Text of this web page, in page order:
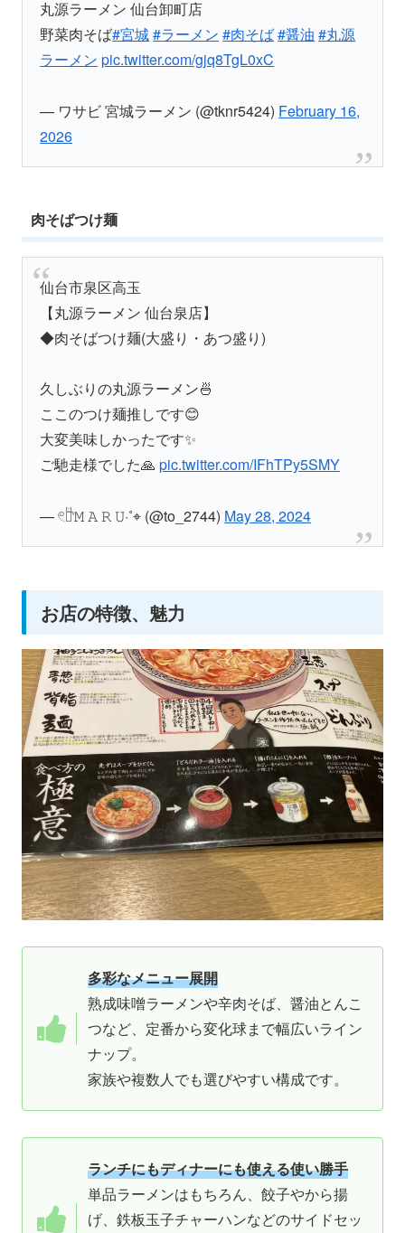
丸源ラーメン 仙台卸町店
野菜肉そば#宮城#ラーメン #肉そば#醤油 #丸源
ラーメン pic.twitter.com/gjq8TgL0xC
— ワサビ 宮城ラーメン (@tknr5424) February 16,
2026
肉そばつけ麺
仙台市泉区高玉
【丸源ラーメン 仙台泉店】
◆肉そばつけ麺(大盛り・あつ盛り)
久しぶりの丸源ラーメン🍜
ここのつけ麺推しです😊
大変美味しかったです✨
ご馳走様でした🙏pic.twitter.com/IFhTPy5SMY
— 𓏲𓎨𝙼 𝙰 𝚁 𝚄·˚⌖ (@to_2744) May 28, 2024
お店の特徴、魅力
多彩なメニュー展開
熟成味噌ラーメンや辛肉そば、醤油とんこ
つなど、定番から変化球まで幅広いライン
ナップ。
家族や複数人でも選びやすい構成です。
ランチにもディナーにも使える使い勝手
単品ラーメンはもちろん、餃子やから揚
げ、鉄板玉子チャーハンなどのサイドセッ